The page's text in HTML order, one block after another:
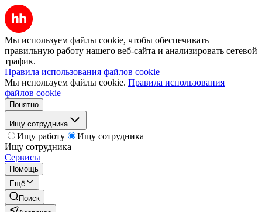
Мы используем файлы cookie, чтобы обеспечивать
правильную работу нашего веб-сайта и анализировать сетевой
трафик.
Правила использования файлов cookie
Мы используем файлы cookie. Правила использования
файлов cookie
Понятно
Ищу сотрудника
Ищу работу
Ищу сотрудника
Ищу сотрудника
Сервисы
Помощь
Ещё
Поиск